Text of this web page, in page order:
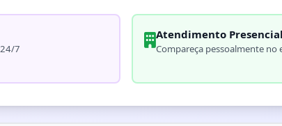
7
Atendimento
Compareça pessoalmente no